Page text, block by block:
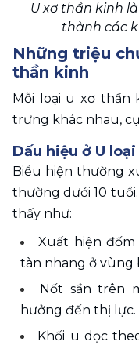
U xơ thần kinh
thành các
Những triệu
thần kinh
Mỗi loại u xơ thần
trưng khác nhau,
Dấu hiệu ở U loại
Biểu hiện thường
thường dưới 10
thấy như:
Xuất hiện
tàn nhang ở vùng
Nốt sần trên
hưởng đến thị lực.
Khối u dọc